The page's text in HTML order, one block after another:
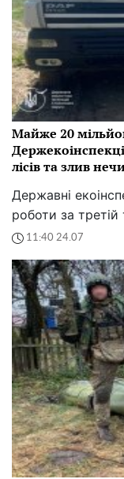
Майже 20
лісів та злив
Державні
роботи за
11:40 24.07